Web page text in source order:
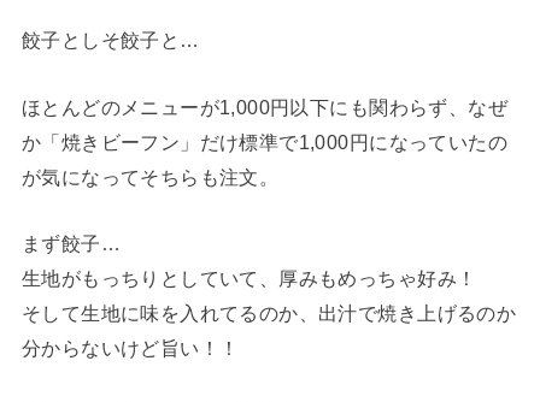
餃子としそ餃子と…
ほとんどのメニューが1,000円以下にも関わらず、なぜ
か「焼きビーフン」だけ標準で1,000円になっていたの
が気になってそちらも注文。
まず餃子…
生地がもっちりとしていて、厚みもめっちゃ好み！
そして生地に味を入れてるのか、出汁で焼き上げるのか
分からないけど旨い！！